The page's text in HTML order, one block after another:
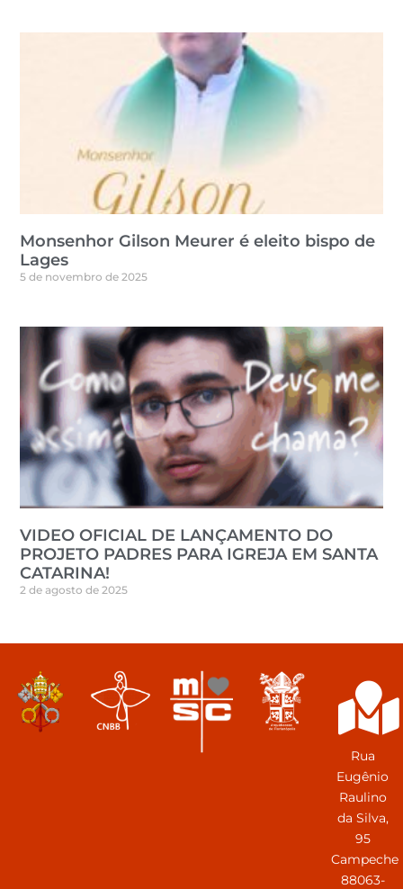
Monsenhor Gilson Meurer é eleito bispo de
Lages
5 de novembro de 2025
VIDEO OFICIAL DE LANÇAMENTO DO
PROJETO PADRES PARA IGREJA EM SANTA
CATARINA!
2 de agosto de 2025
Rua
Eugênio
Raulino
da Silva,
95
Campeche
88063-